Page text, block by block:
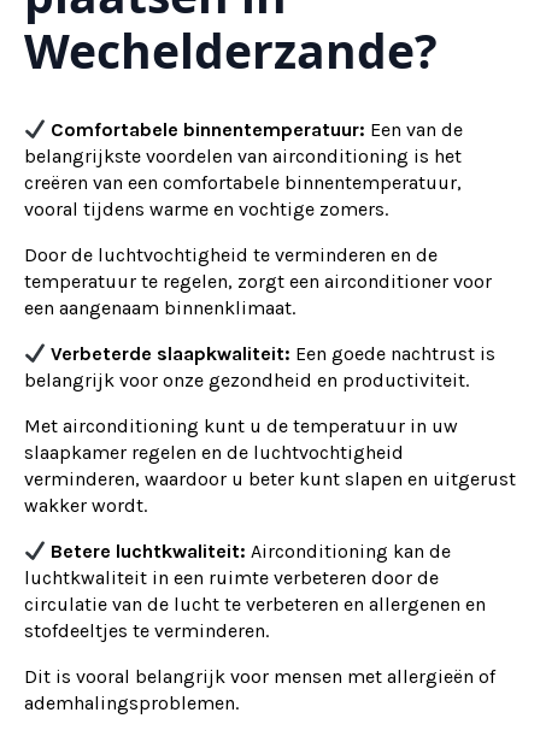
Wechelderzande?
Comfortabele binnentemperatuur: Een van de
belangrijkste voordelen van airconditioning is het
creëren van een comfortabele binnentemperatuur,
vooral tijdens warme en vochtige zomers.
Door de luchtvochtigheid te verminderen en de
temperatuur te regelen, zorgt een airconditioner voor
een aangenaam binnenklimaat.
Verbeterde slaapkwaliteit: Een goede nachtrust is
belangrijk voor onze gezondheid en productiviteit.
Met airconditioning kunt u de temperatuur in uw
slaapkamer regelen en de luchtvochtigheid
verminderen, waardoor u beter kunt slapen en uitgerust
wakker wordt.
Betere luchtkwaliteit: Airconditioning kan de
luchtkwaliteit in een ruimte verbeteren door de
circulatie van de lucht te verbeteren en allergenen en
stofdeeltjes te verminderen.
Dit is vooral belangrijk voor mensen met allergieën of
ademhalingsproblemen.